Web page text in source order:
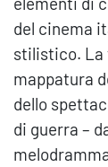
del cinema
stilistico. La
mappatura
dello
di guerra –